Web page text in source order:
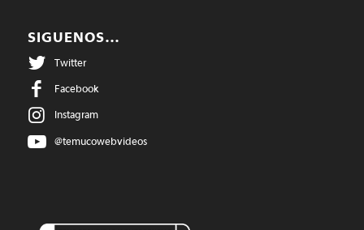
SIGUENOS…
Twitter
Facebook
Instagram
@temucowebvideos